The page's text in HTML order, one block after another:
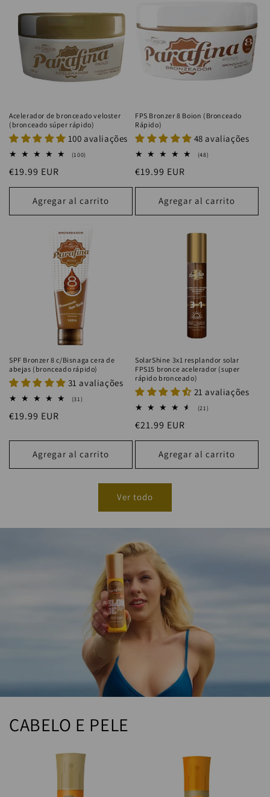
Acelerador de bronceado veloster
(bronceado súper rápido)
100 avaliações
(100)
Precio
habitual
€19.99 EUR
Agregar al carrito
FPS Bronzer 8 Boion (Bronceado
Rápido)
48 avaliações
(48)
Precio
habitual
€19.99 EUR
Agregar al carrito
SPF Bronzer 8 c/Bisnaga cera de
abejas (bronceado rápido)
31 avaliações
(31)
Precio
€19.99 EUR
Agregar al carrito
SolarShine 3x1 resplandor solar
FPS15 bronce acelerador (super
rápido bronceado)
21 avaliações
(21)
Precio
habitual
€21.99 EUR
Agregar al carrito
Ver todo
CABELO E PELE